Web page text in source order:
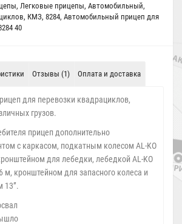
, Легковые прицепы, Автомобильный,
, КМЗ, 8284, Автомобильный прицеп для
40
Отзывы (1) Оплата и доставка
для перевозки квадрациклов,
грузов.
прицеп дополнительно
с каркасом, подкатным колесом AL-KO
для лебедки, лебедкой AL-KO
м, кронштейном для запасного колеса и
13”.